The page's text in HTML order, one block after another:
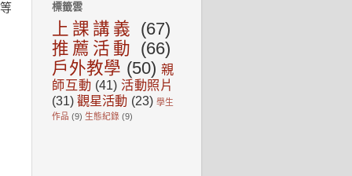
標籤雲
上課講義 (67)
推薦活動 (66)
戶外教學 (50) 親
師互動 (41) 活動照片
(31) 觀星活動 (23) 學生
作品 (9) 生態紀錄 (9)